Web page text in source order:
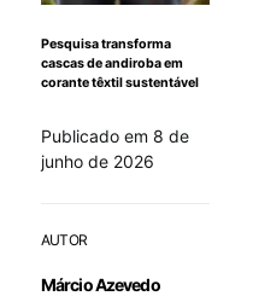
Pesquisa transforma
cascas de andiroba em
corante têxtil sustentável
Publicado em 8 de
junho de 2026
AUTOR
Márcio Azevedo